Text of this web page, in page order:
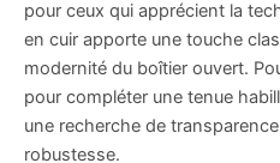
pour ceux qui apprécient la
en cuir apporte une touche
modernité du boîtier ouvert.
pour compléter une tenue
une recherche de
robustesse.